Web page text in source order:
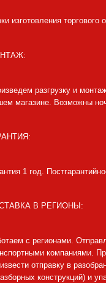
изготовления
разгрузку и
магазине. Возможны
1 год.
В РЕГИОНЫ:
с регионами.
компаниями.
отправку в
конструкций) и